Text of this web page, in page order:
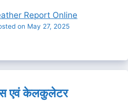
Report Online
on May 27, 2025
एवं केलकुलेटर